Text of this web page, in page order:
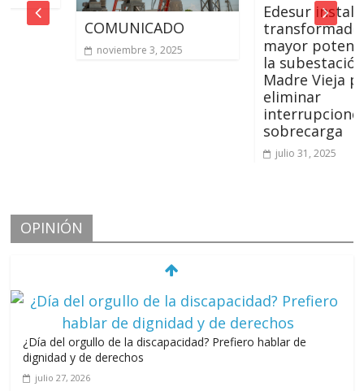
COMUNICADO
noviembre 3, 2025
Edesur instala un
transformador de
mayor potencia en
la subestación
Madre Vieja para
eliminar
interrupciones por
sobrecarga
julio 31, 2025
OPINIÓN
¿Día del orgullo de la discapacidad? Prefiero hablar de
dignidad y de derechos
julio 27, 2026